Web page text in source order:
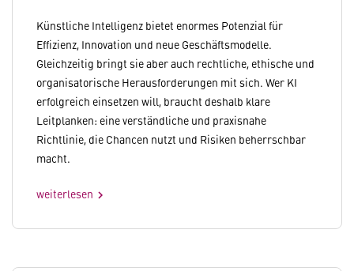
Künstliche Intelligenz bietet enormes Potenzial für
Effizienz, Innovation und neue Geschäftsmodelle.
Gleichzeitig bringt sie aber auch rechtliche, ethische und
organisatorische Herausforderungen mit sich. Wer KI
erfolgreich einsetzen will, braucht deshalb klare
Leitplanken: eine verständliche und praxisnahe
Richtlinie, die Chancen nutzt und Risiken beherrschbar
macht.
weiterlesen chevron_right